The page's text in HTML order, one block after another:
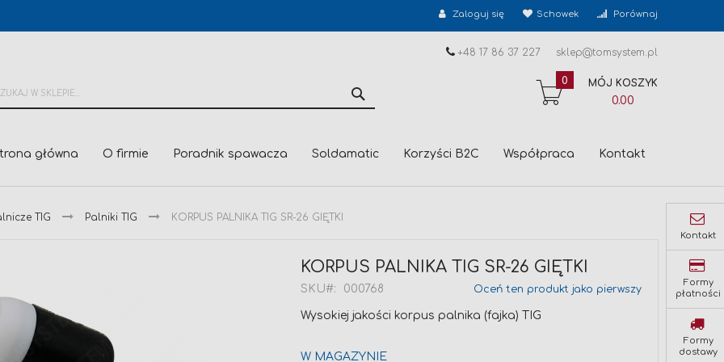
Zaloguj się Schowek Porównaj
+48 17 86 37 227 sklep@tomsystem.pl
MÓJ KOSZYK
0.00
0
główna O firmie Poradnik spawacza Soldamatic Korzyści B2C Współpraca Kontakt
TIG Palniki TIG KORPUS PALNIKA TIG SR-26 GIĘTKI
KORPUS PALNIKA TIG SR-26 GIĘTKI
SKU 000768 Oceń ten produkt jako pierwszy
Wysokiej jakości korpus palnika (fajka) TIG
W MAGAZYNIE
Kontakt
Formy
płatności
Formy
dostawy